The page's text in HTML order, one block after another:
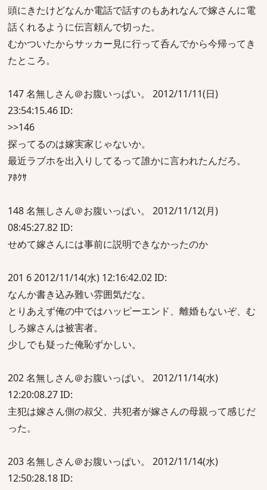
頭にきたけどなんか電話で話すのもあれなんで嫁さんに電
話くれるように伝言頼んで切った。
むかついたからサッカー見に行って呑んでから今帰ってき
たところ。
147 名無しさん＠お腹いっぱい。 2012/11/11(日)
23:54:15.46 ID:
>>146
探ってるのは嫁実家じゃないか。
最近ラブホを出入りしてるって誰かに言われたんだろ。
ｱﾎｸｻ
148 名無しさん＠お腹いっぱい。 2012/11/12(月)
08:45:27.82 ID:
せめて嫁さんには事前に説明できなかったのか
201 6 2012/11/14(水) 12:16:42.02 ID:
なんか書き込み難い雰囲気だな。
とりあえず俺の中ではハッピーエンド、離婚もないぞ、む
しろ嫁さんは被害者。
少しでも疑った俺恥ずかしい。
202 名無しさん＠お腹いっぱい。 2012/11/14(水)
12:20:08.27 ID:
主犯は嫁さん側の叔父、共犯者が嫁さんの母親って感じだ
った。
203 名無しさん＠お腹いっぱい。 2012/11/14(水)
12:50:28.18 ID: